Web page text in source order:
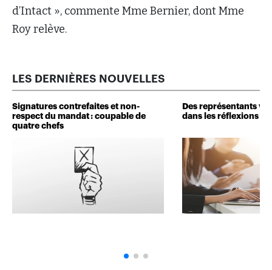
d’Intact », commente Mme Bernier, dont Mme
Roy relève.
LES DERNIÈRES NOUVELLES
Signatures contrefaites et non-
respect du mandat : coupable de
quatre chefs
Des représentants
dans les réflexions de